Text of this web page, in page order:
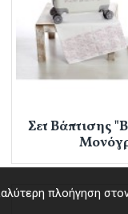
Σετ Βάπτισης
πλοήγηση